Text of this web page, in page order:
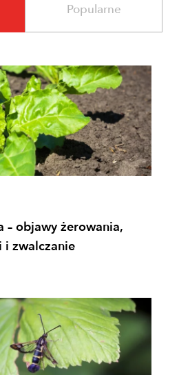
Popularne
– objawy żerowania,
i zwalczanie